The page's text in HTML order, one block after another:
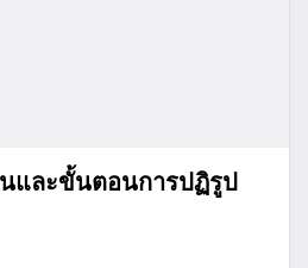
และขั้นตอนการปฏิรูป